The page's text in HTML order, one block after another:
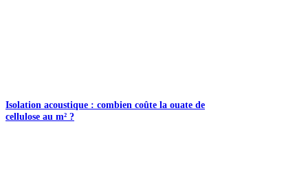
Isolation acoustique : combien coûte la ouate de
cellulose au m² ?